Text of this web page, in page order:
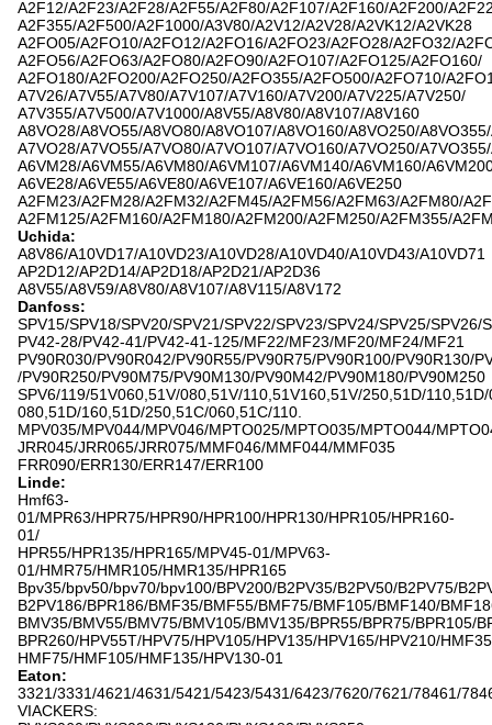
A2F12/A2F23/A2F28/A2F55/A2F80/A2F107/A2F160/A2F200/
A2F355/A2F500/A2F1000/A3V80/A2V12/A2V28/A2VK12/A2VK28
A2FO05/A2FO10/A2FO12/A2FO16/A2FO23/A2FO28/A2FO32/
A2FO56/A2FO63/A2FO80/A2FO90/A2FO107/A2FO125/A2FO160/
A2FO180/A2FO200/A2FO250/A2FO355/A2FO500/A2FO710/
A7V26/A7V55/A7V80/A7V107/A7V160/A7V200/A7V225/A7V250/
A7V355/A7V500/A7V1000/A8V55/A8V80/A8V107/A8V160
A8VO28/A8VO55/A8VO80/A8VO107/A8VO160/A8VO250/
A7VO28/A7VO55/A7VO80/A7VO107/A7VO160/A7VO250/
A6VM28/A6VM55/A6VM80/A6VM107/A6VM140/A6VM160/
A6VE28/A6VE55/A6VE80/A6VE107/A6VE160/A6VE250
A2FM23/A2FM28/A2FM32/A2FM45/A2FM56/A2FM63/A2FM80/
A2FM125/A2FM160/A2FM180/A2FM200/A2FM250/A2FM355/
Uchida:
A8V86/A10VD17/A10VD23/A10VD28/A10VD40/A10VD43/A10VD71
AP2D12/AP2D14/AP2D18/AP2D21/AP2D36
A8V55/A8V59/A8V80/A8V107/A8V115/A8V172
Danfoss:
SPV15/SPV18/SPV20/SPV21/SPV22/SPV23/SPV24/SPV25/SPV26/
PV42-28/PV42-41/PV42-41-125/MF22/MF23/MF20/MF24/MF21
PV90R030/PV90R042/PV90R55/PV90R75/PV90R100/PV90R130/
/PV90R250/PV90M75/PV90M130/PV90M42/PV90M180/PV90M250
SPV6/119/51V060,51V/080,51V/110,51V160,51V/250,51D/
080,51D/160,51D/250,51C/060,51C/110.
MPV035/MPV044/MPV046/MPTO025/MPTO035/MPTO044/
JRR045/JRR065/JRR075/MMF046/MMF044/MMF035
FRR090/ERR130/ERR147/ERR100
Linde:
Hmf63-
01/MPR63/HPR75/HPR90/HPR100/HPR130/HPR105/HPR160-
01/
HPR55/HPR135/HPR165/MPV45-01/MPV63-
01/HMR75/HMR105/HMR135/HPR165
Bpv35/bpv50/bpv70/bpv100/BPV200/B2PV35/B2PV50/B2PV75/
B2PV186/BPR186/BMF35/BMF55/BMF75/BMF105/BMF140/
BMV35/BMV55/BMV75/BMV105/BMV135/BPR55/BPR75/BPR105/
BPR260/HPV55T/HPV75/HPV105/HPV135/HPV165/HPV210/
HMF75/HMF105/HMF135/HPV130-01
Eaton:
3321/3331/4621/4631/5421/5423/5431/6423/7620/7621/78461/
VIACKERS: